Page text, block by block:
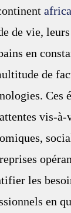
de vie,
en
de
Ces
vis-
les
en